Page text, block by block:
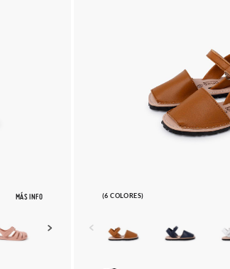
MÁS INFO (6 COLORES)